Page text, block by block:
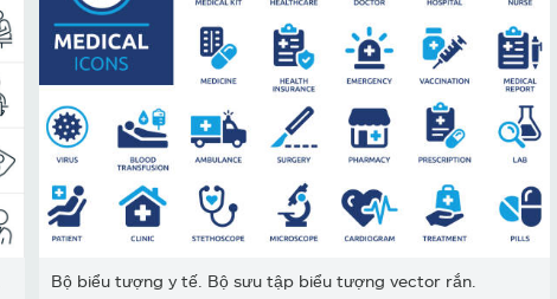
Bộ biểu tượng y tế. Bộ sưu tập biểu tượng vector rắn.